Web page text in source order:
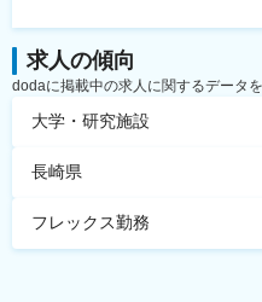
求人の傾向
dodaに掲載中の求人に関するデータ
大学・研究施設
長崎県
フレックス勤務